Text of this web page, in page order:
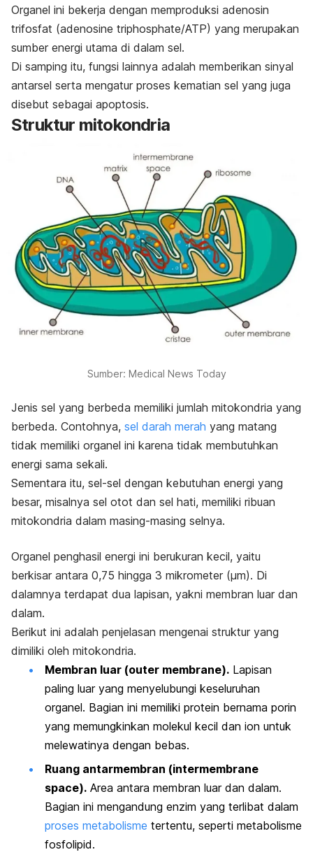
Organel ini bekerja dengan memproduksi adenosin
trifosfat (adenosine triphosphate/ATP) yang merupakan
sumber energi utama di dalam sel.
Di samping itu, fungsi lainnya adalah memberikan sinyal
antarsel serta mengatur proses kematian sel yang juga
disebut sebagai apoptosis.
Struktur mitokondria
Sumber: Medical News Today
Jenis sel yang berbeda memiliki jumlah mitokondria yang
berbeda. Contohnya, sel darah merah yang matang
tidak memiliki organel ini karena tidak membutuhkan
energi sama sekali.
Sementara itu, sel-sel dengan kebutuhan energi yang
besar, misalnya sel otot dan sel hati, memiliki ribuan
mitokondria dalam masing-masing selnya.
Organel penghasil energi ini berukuran kecil, yaitu
berkisar antara 0,75 hingga 3 mikrometer (μm). Di
dalamnya terdapat dua lapisan, yakni membran luar dan
dalam.
Berikut ini adalah penjelasan mengenai struktur yang
dimiliki oleh mitokondria.
Membran luar (outer membrane). Lapisan
paling luar yang menyelubungi keseluruhan
organel. Bagian ini memiliki protein bernama porin
yang memungkinkan molekul kecil dan ion untuk
melewatinya dengan bebas.
Ruang antarmembran (intermembrane
space). Area antara membran luar dan dalam.
Bagian ini mengandung enzim yang terlibat dalam
proses metabolisme tertentu, seperti metabolisme
fosfolipid.